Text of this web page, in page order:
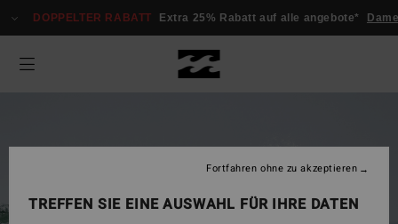
DOPPELTER RABATT Extra 25% Rabatt auf alle angebote*
TREFFEN SIE EINE AUSWAHL FÜR IHRE DATEN
Fortfahren ohne zu akzeptieren